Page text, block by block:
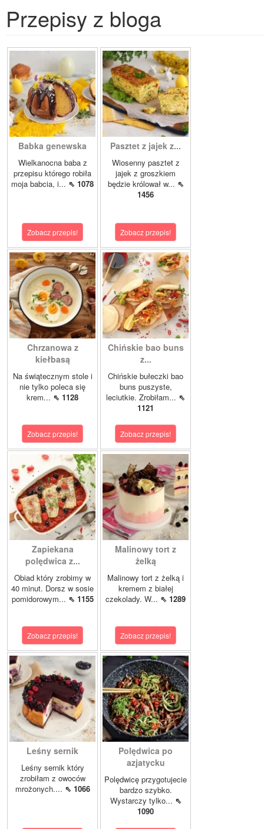
Przepisy z bloga
Babka genewska
Wielkanocna baba z
przepisu którego robiła
moja babcia, i... ⇖ 1078
Zobacz przepis!
Pasztet z jajek z...
Wiosenny pasztet z
jajek z groszkiem
będzie królował w... ⇖
1456
Zobacz przepis!
Chrzanowa z
kiełbasą
Na świątecznym stole i
nie tylko poleca się
krem... ⇖ 1128
Zobacz przepis!
Chińskie bao buns
z...
Chińskie bułeczki bao
buns puszyste,
leciutkie. Zrobiłam... ⇖
1121
Zobacz przepis!
Zapiekana
polędwica z...
Obiad który zrobimy w
40 minut. Dorsz w sosie
pomidorowym... ⇖ 1155
Zobacz przepis!
Malinowy tort z
żelką
Malinowy tort z żelką i
kremem z białej
czekolady. W... ⇖ 1289
Zobacz przepis!
Leśny sernik
Leśny sernik który
zrobiłam z owoców
mrożonych.... ⇖ 1066
Polędwica po
azjatycku
Polędwicę przygotujecie
bardzo szybko.
Wystarczy tylko... ⇖
1090